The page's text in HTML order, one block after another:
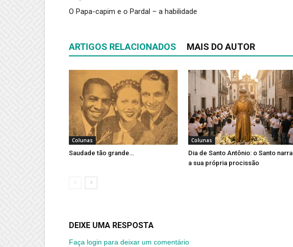
O Papa-capim e o Pardal – a habilidade
ARTIGOS RELACIONADOS MAIS DO AUTOR
Colunas
Saudade tão grande…
Colunas
Dia de Santo Antônio: o Santo narra
a sua própria procissão
DEIXE UMA RESPOSTA
Faça login para deixar um comentário